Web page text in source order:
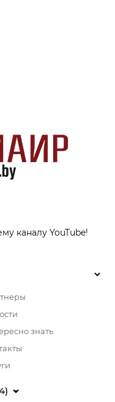
каналу YouTube!
знать